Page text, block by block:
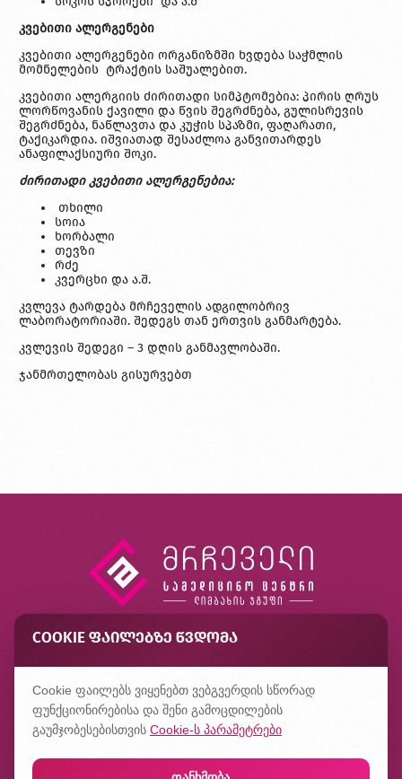
კვებითი ალერგენები
კვებითი ალერგენები ორგანიზმში ხვდება საჭმლის
მომნელების ტრაქტის საშუალებით.
კვებითი ალერგიის ძირითადი სიმპტომებია: პირის ღრუს
ლორწოვანის ქავილი და წვის შეგრძნება, გულისრევის
შეგრძნება, ნაწლავთა და კუჭის სპაზმი, ფაღარათი,
ტაქიკარდია. იშვიათად შესაძლოა განვითარდეს
ანაფილაქსიური შოკი.
ძირითადი კვებითი ალერგენებია:
თხილი
სოია
ხორბალი
თევზი
რძე
კვერცხი და ა.შ.
კვლევა ტარდება მრჩეველის ადგილობრივ
ლაბორატორიაში. შედეგს თან ერთვის განმარტება.
კვლევის შედეგი – 3 დღის განმავლობაში.
ჯანმრთელობას გისურვებთ
ხშირად დასმული კითხვები
კონფიდენციალურობის პოლიტიკა
COOKIE ᲤᲐᲘᲚᲔᲑᲖᲔ ᲬᲕᲓᲝᲛᲐ
Cookie ფაილებს ვიყენებთ ვებგვერდის სწორად
ფუნქციონირებისა და შენი გამოცდილების
გაუმჯობესებისთვის Cookie-ს პარამეტრები